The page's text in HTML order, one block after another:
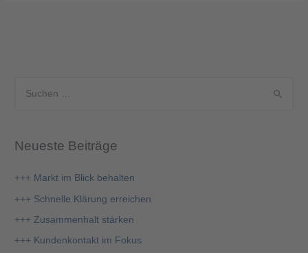
h
c
Neueste Beiträge
+++ Markt im Blick behalten
+++ Schnelle Klärung erreichen
+++ Zusammenhalt stärken
+++ Kundenkontakt im Fokus